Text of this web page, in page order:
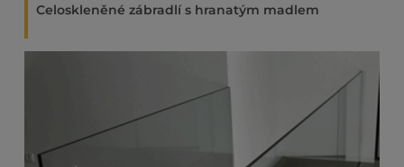
Celoskleněné zábradlí s hranatým madlem